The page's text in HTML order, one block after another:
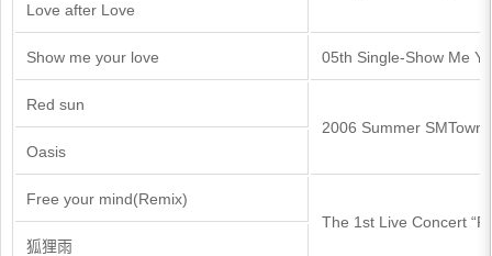
Love after Love
Show me your love 05th Single-Show Me
Red sun
2006 Summer SMTown
Oasis
Free your mind(Remix)
The 1st Live Concert
狐狸雨